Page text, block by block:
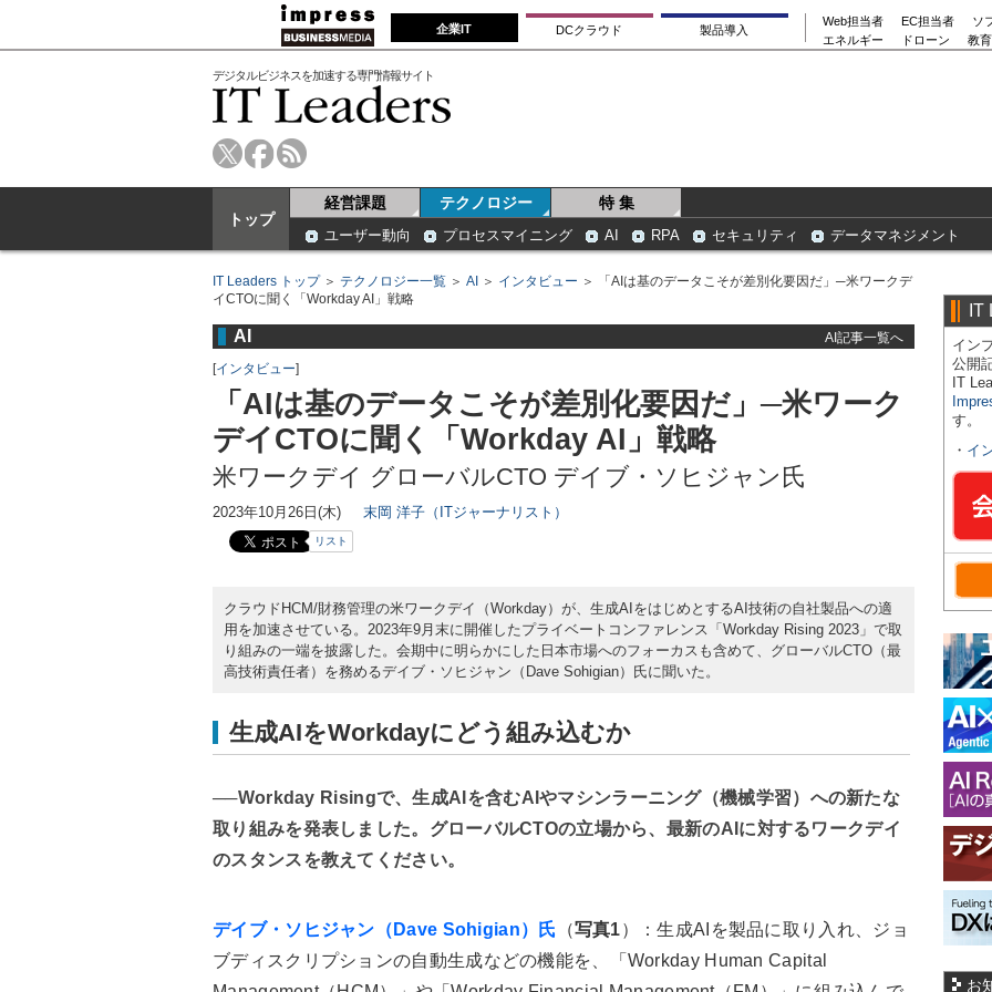
企業IT DCクラウド 製品導入
Web担当者 EC担当者
ソ
エネルギー
ドローン 教
デジタルビジネスを加速する専門情報サイト
トップ
経営課題 テクノロジー 特 集
ユーザー動向 プロセスマイニング AI RPA セキュリティ データマネジメント
IT Leaders トップ＞ テクノロジー一覧 ＞ AI ＞ インタビュー ＞ 「AIは基のデータこそが差別化要因だ」─米ワークデ
イCTOに聞く「Workday AI」戦略
AI
AI記事一覧へ
[インタビュー]
「AIは基のデータこそが差別化要因だ」─米ワーク
デイCTOに聞く「Workday AI」戦略
米ワークデイ グローバルCTO デイブ・ソヒジャン氏
2023年10月26日(木) 末岡 洋子（ITジャーナリスト）
リスト
クラウドHCM/財務管理の米ワークデイ（Workday）が、生成AIをはじめとするAI技術の自社製品への適
用を加速させている。2023年9月末に開催したプライベートコンファレンス「Workday Rising 2023」で取
り組みの一端を披露した。会期中に明らかにした日本市場へのフォーカスも含めて、グローバルCTO（最
高技術責任者）を務めるデイブ・ソヒジャン（Dave Sohigian）氏に聞いた。
生成AIをWorkdayにどう組み込むか
──Workday Risingで、生成AIを含むAIやマシンラーニング（機械学習）への新たな
取り組みを発表しました。グローバルCTOの立場から、最新のAIに対するワークデイ
のスタンスを教えてください。
デイブ・ソヒジャン（Dave Sohigian）氏 （写真1）：生成AIを製品に取り入れ、ジョ
ブディスクリプションの自動生成などの機能を、「Workday Human Capital
IT
イン
公開
IT
す。
・ イ
お